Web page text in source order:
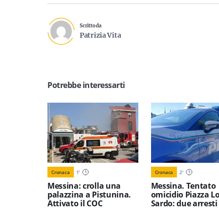
Scritto da
Patrizia Vita
Potrebbe interessarti
Cronaca 1'
Messina: crolla una
palazzina a Pistunina.
Attivato il COC
Cronaca 2'
Messina. Tentato
omicidio Piazza
Sardo: due arresti